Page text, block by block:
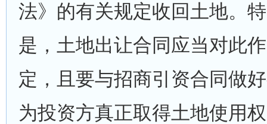
法》的有关规定收回土地。
是，土地出让合同应当对此
定，且要与招商引资合同做
为投资方真正取得土地使用